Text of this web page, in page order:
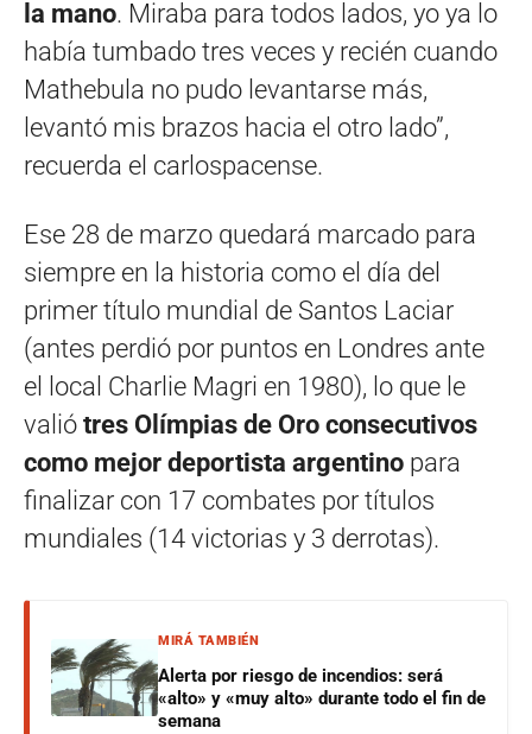
la mano. Miraba para todos lados, yo ya lo
había tumbado tres veces y recién cuando
Mathebula no pudo levantarse más,
levantó mis brazos hacia el otro lado”,
recuerda el carlospacense.
Ese 28 de marzo quedará marcado para
siempre en la historia como el día del
primer título mundial de Santos Laciar
(antes perdió por puntos en Londres ante
el local Charlie Magri en 1980), lo que le
valió tres Olímpias de Oro consecutivos
como mejor deportista argentino para
finalizar con 17 combates por títulos
mundiales (14 victorias y 3 derrotas).
MIRÁ TAMBIÉN
Alerta por riesgo de incendios: será
«alto» y «muy alto» durante todo el fin de
semana